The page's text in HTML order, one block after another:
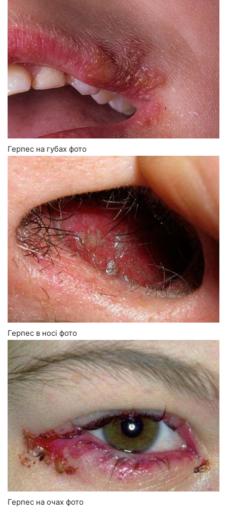
Герпес на губах фото
Герпес в носі фото
Герпес на очах фото